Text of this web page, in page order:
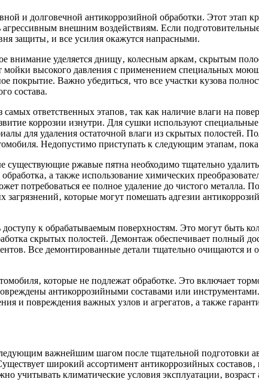
и долговечной антикоррозийной обработки. Этот этап
агрессивным внешним воздействиям. Если
защиты‚ и все усилия окажутся напрасными.
уделяется днищу‚ колесным аркам‚ скрытым
мойки высокого давления с применением специальных
покрытие. Важно убедиться‚ что все участки кузова
состава.
ответственных этапов‚ так как наличие влаги на
коррозии изнутри. Для сушки используют
для удаления остаточной влаги из скрытых полостей.
Недопустимо приступать к следующим этапам‚
существующие ржавые пятна необходимо тщательно
а также использование химических
потребоваться ее полное удаление до чистого металла.
которые могут помешать адгезии
к обрабатываемым поверхностям. Это могут быть
скрытых полостей. Демонтаж обеспечивает полный
Все демонтированные детали тщательно очищаются и
которые не подлежат обработке. Это включает
антикоррозийными составами или
и повреждения важных узлов и агрегатов‚ а также
важнейшим шагом после тщательной подготовки
широкий ассортимент антикоррозийных
учитывать климатические условия эксплуатации‚